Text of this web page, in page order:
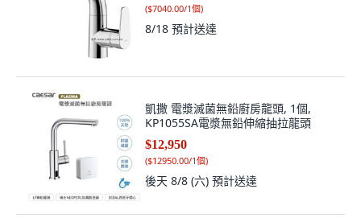
($7040.00/1個)
8/18 預計送達
凱撒 電漿滅菌無鉛廚房龍頭, 1個,
KP1055SA電漿無鉛伸縮抽拉龍頭
$12,950
($12950.00/1個)
後天 8/8 (六) 預計送達